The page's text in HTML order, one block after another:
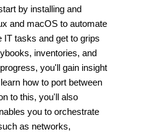
by installing and
and macOS to automate
IT tasks and get to grips
inventories, and
you'll gain insight
how to port between
to this, you'll also
you to orchestrate
as networks,